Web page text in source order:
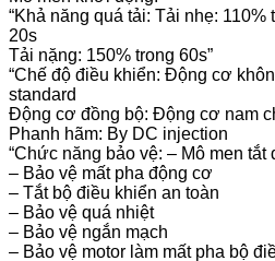
“Khả năng quá tải: Tải nhẹ: 110%
20s
Tải nặng: 150% trong 60s”
“Chế độ điều khiển: Động cơ
standard
Động cơ đồng bộ: Động cơ nam
Phanh hãm: By DC injection
“Chức năng bảo vệ: – Mô men tắt
– Bảo vệ mất pha động cơ
– Tắt bộ điều khiển an toàn
– Bảo vệ quá nhiệt
– Bảo vệ ngắn mạch
– Bảo vệ motor làm mất pha bộ